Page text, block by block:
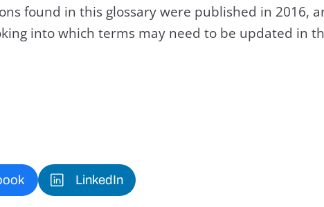
found in this glossary were published in 2016,
into which terms may need to be updated in
LinkedIn